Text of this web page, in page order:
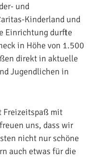
und
Kinderland und
Einrichtung durfte
in Höhe von 1.500
direkt in aktuelle
Jugendlichen in
Freizeitspaß mit
uns, dass wir
nicht nur schöne
auch etwas für die